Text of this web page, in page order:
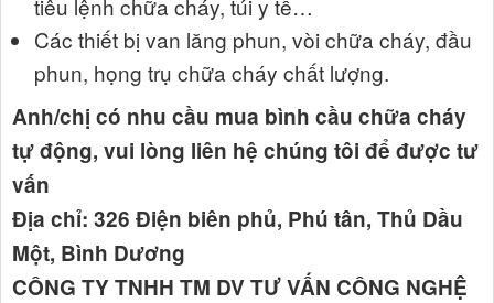
Các thiết bị van lăng phun, vòi chữa cháy, đầu
phun, họng trụ chữa cháy chất lượng.
Anh/chị có nhu cầu mua bình cầu chữa cháy
tự động, vui lòng liên hệ chúng tôi để được tư
vấn
Địa chỉ: 326 Điện biên phủ, Phú tân, Thủ Dầu
Một, Bình Dương
CÔNG TY TNHH TM DV TƯ VẤN CÔNG NGHỆ